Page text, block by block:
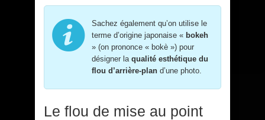
Sachez également qu’on utilise le
terme d’origine japonaise « bokeh
» (on prononce « bokè ») pour
désigner la qualité esthétique du
flou d’arrière-plan d’une photo.
Le flou de mise au point